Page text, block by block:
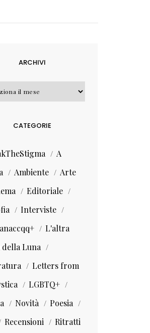
ARCHIVI
CATEGORIE
A
Ambiente
Arte
Editoriale
Interviste
L'altra
della Luna
Letters from
LGBTQ+
Novità
Poesia
Recensioni
Ritratti